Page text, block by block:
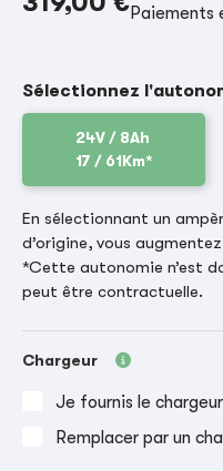
Paiements
Sélectionnez
24V / 8Ah
17 / 61Km*
En sélectionnant un
d’origine, vous
*Cette autonomie n’est
peut être contractuelle.
Chargeur
Je fournis le
Remplacer par un